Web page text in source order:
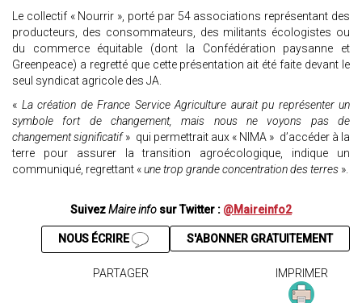
Le collectif « Nourrir », porté par 54 associations représentant des
producteurs, des consommateurs, des militants écologistes ou
du commerce équitable (dont la Confédération paysanne et
Greenpeace) a regretté que cette présentation ait été faite devant le
seul syndicat agricole des JA.
« La création de France Service Agriculture aurait pu représenter un
symbole fort de changement, mais nous ne voyons pas de
changement significatif» qui permettrait aux « NIMA » d’accéder à la
terre pour assurer la transition agroécologique, indique un
communiqué, regrettant «une trop grande concentration des terres ».
SuivezMaire info sur Twitter : @Maireinfo2
S'ABONNER GRATUITEMENT
NOUS ÉCRIRE
PARTAGER IMPRIMER